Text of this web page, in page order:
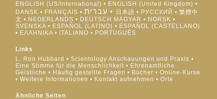
ENGLISH (US/International)
ENGLISH (United Kingdom)
DANSK
FRANÇAIS עברית 日本語 РУССКИЙ
繁體中
文
NEDERLANDS DEUTSCH MAGYAR
NORSK
SVENSKA
ESPAÑOL (LATINO)
ESPAÑOL (CASTELLANO)
ΕΛΛΗΝΙΚA
ITALIANO PORTUGUÊS
Links
L. Ron Hubbard
Scientology Anschauungen und Praxis
Eine Stimme für die Menschlichkeit
Ehrenamtliche
Geistliche
Häufig gestellte Fragen Bücher
Online-Kurse
Weitere Informationen
Kontakt aufnehmen Orte
Ähnliche Seiten